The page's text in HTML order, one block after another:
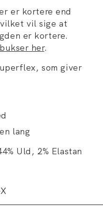
er kortere end
vil sige at
er kortere.
her.
som giver
lang
Uld, 2% Elastan